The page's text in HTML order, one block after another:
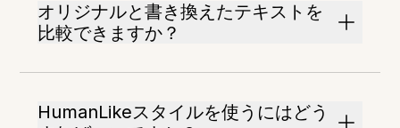
オリジナルと書き換えたテキストを
比較できますか？
HumanLikeスタイルを使うにはどう